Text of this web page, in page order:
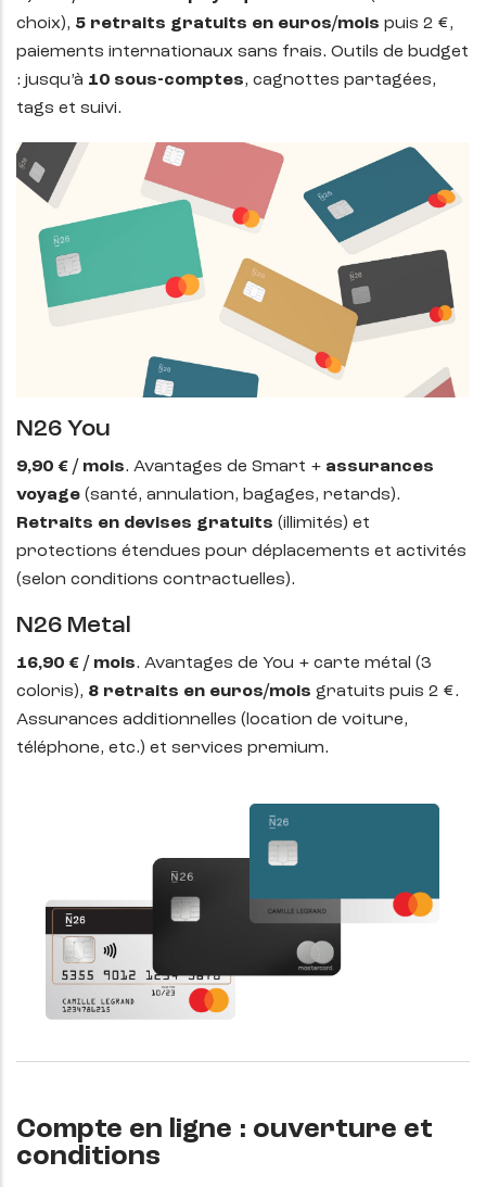
choix), 5 retraits gratuits en euros/mois puis 2 €,
paiements internationaux sans frais. Outils de budget
: jusqu’à 10 sous-comptes, cagnottes partagées,
tags et suivi.
N26 You
9,90 € / mois. Avantages de Smart + assurances
voyage (santé, annulation, bagages, retards).
Retraits en devises gratuits (illimités) et
protections étendues pour déplacements et activités
(selon conditions contractuelles).
N26 Metal
16,90 € / mois. Avantages de You + carte métal (3
coloris), 8 retraits en euros/mois gratuits puis 2 €.
Assurances additionnelles (location de voiture,
téléphone, etc.) et services premium.
Compte en ligne : ouverture et
conditions